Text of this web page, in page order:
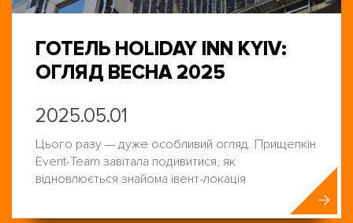
ГОТЕЛЬ HOLIDAY INN KYIV:
ОГЛЯД ВЕСНА 2025
2025.05.01
Цього разу — дуже особливий огляд. Прищепкін
Event-Team завітала подивитися, як
відновлюється знайома івент-локація